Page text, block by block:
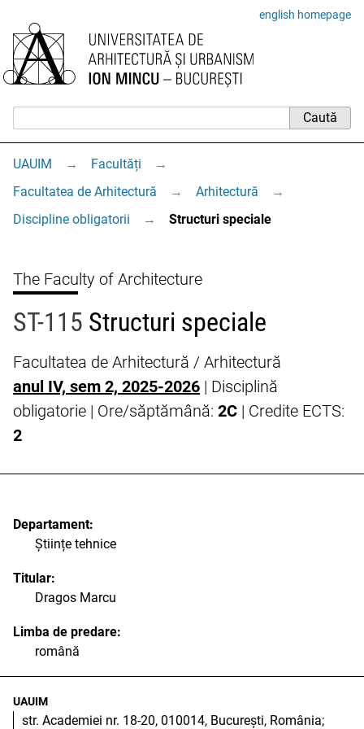
english homepage
UAUIM → Facultăți
→
Facultatea de Arhitectură
→ Arhitectură
→
Discipline obligatorii
→ Structuri speciale
The Faculty of Architecture
ST-115 Structuri speciale
Facultatea de Arhitectură / Arhitectură
anul IV, sem 2, 2025-2026 | Disciplină
obligatorie | Ore/săptămână: 2C | Credite ECTS:
2
Departament:
Științe tehnice
Titular:
Dragos Marcu
Limba de predare:
română
UAUIM
str. Academiei nr. 18-20, 010014, București, România;